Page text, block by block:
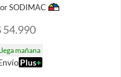
SODIMAC
54.990
mañana
Plus+